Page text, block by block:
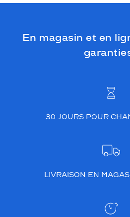
En magasin et en
30 JOURS POUR
LIVRAISON EN